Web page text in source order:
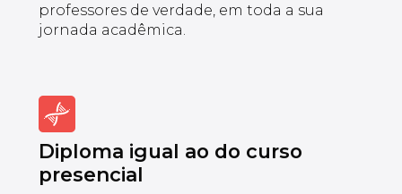
professores de verdade, em toda a sua
jornada acadêmica.
Diploma igual ao do curso
presencial